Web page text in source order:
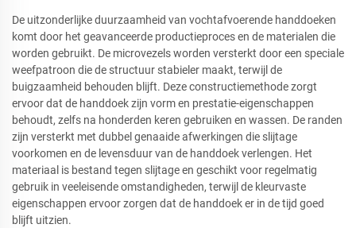
De uitzonderlijke duurzaamheid van vochtafvoerende handdoeken
komt door het geavanceerde productieproces en de materialen die
worden gebruikt. De microvezels worden versterkt door een speciale
weefpatroon die de structuur stabieler maakt, terwijl de
buigzaamheid behouden blijft. Deze constructiemethode zorgt
ervoor dat de handdoek zijn vorm en prestatie-eigenschappen
behoudt, zelfs na honderden keren gebruiken en wassen. De randen
zijn versterkt met dubbel genaaide afwerkingen die slijtage
voorkomen en de levensduur van de handdoek verlengen. Het
materiaal is bestand tegen slijtage en geschikt voor regelmatig
gebruik in veeleisende omstandigheden, terwijl de kleurvaste
eigenschappen ervoor zorgen dat de handdoek er in de tijd goed
blijft uitzien.